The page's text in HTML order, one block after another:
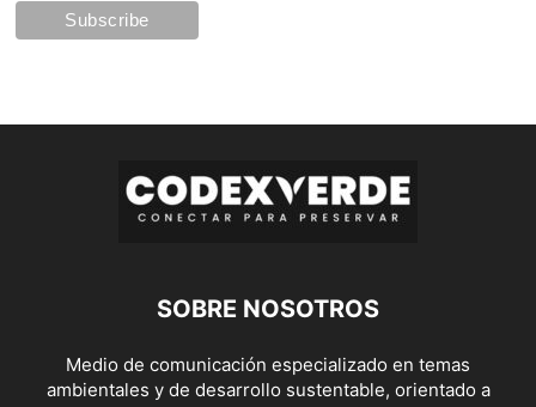
SOBRE NOSOTROS
Medio de comunicación especializado en temas
ambientales y de desarrollo sustentable, orientado a